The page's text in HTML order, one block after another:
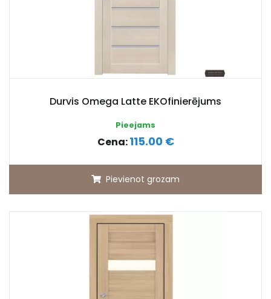
Durvis Omega Latte EKOfinierējums
Pieejams
Cena:115.00 €
Pievienot grozam